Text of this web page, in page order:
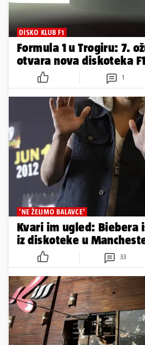
DISKO KLUB F1
Formula 1 u Trogiru: 7.
otvara nova diskoteka F1
1
'NE ŽELIMO BALAVCE'
Kvari im ugled: Biebera
iz diskoteke u
33